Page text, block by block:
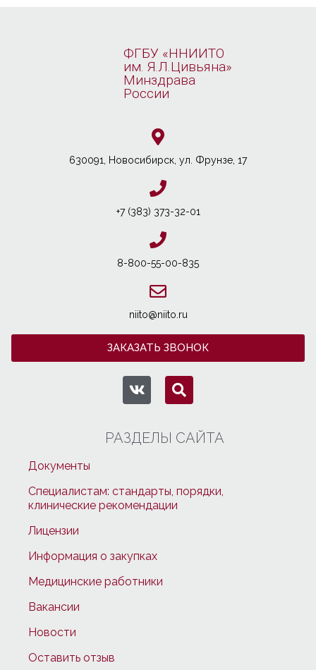
ФГБУ «ННИИТО
им. Я.Л.Цивьяна»
Минздрава
России
630091, Новосибирcк, ул. Фрунзе, 17
+7 (383) 373-32-01
8-800-55-00-835
niito@niito.ru
ЗАКАЗАТЬ ЗВОНОК
РАЗДЕЛЫ САЙТА
Документы
Специалистам: стандарты, порядки,
клинические рекомендации
Лицензии
Информация о закупках
Медицинские работники
Вакансии
Новости
Оставить отзыв